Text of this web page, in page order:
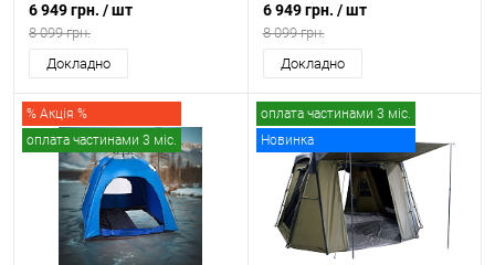
6 949 грн. / шт
8 099 грн.
Докладно
6 949 грн. / шт
8 099 грн.
Докладно
% Акція %
оплата частинами 3 міс.
оплата частинами 3 міс.
Новинка
безкоштовна доставка